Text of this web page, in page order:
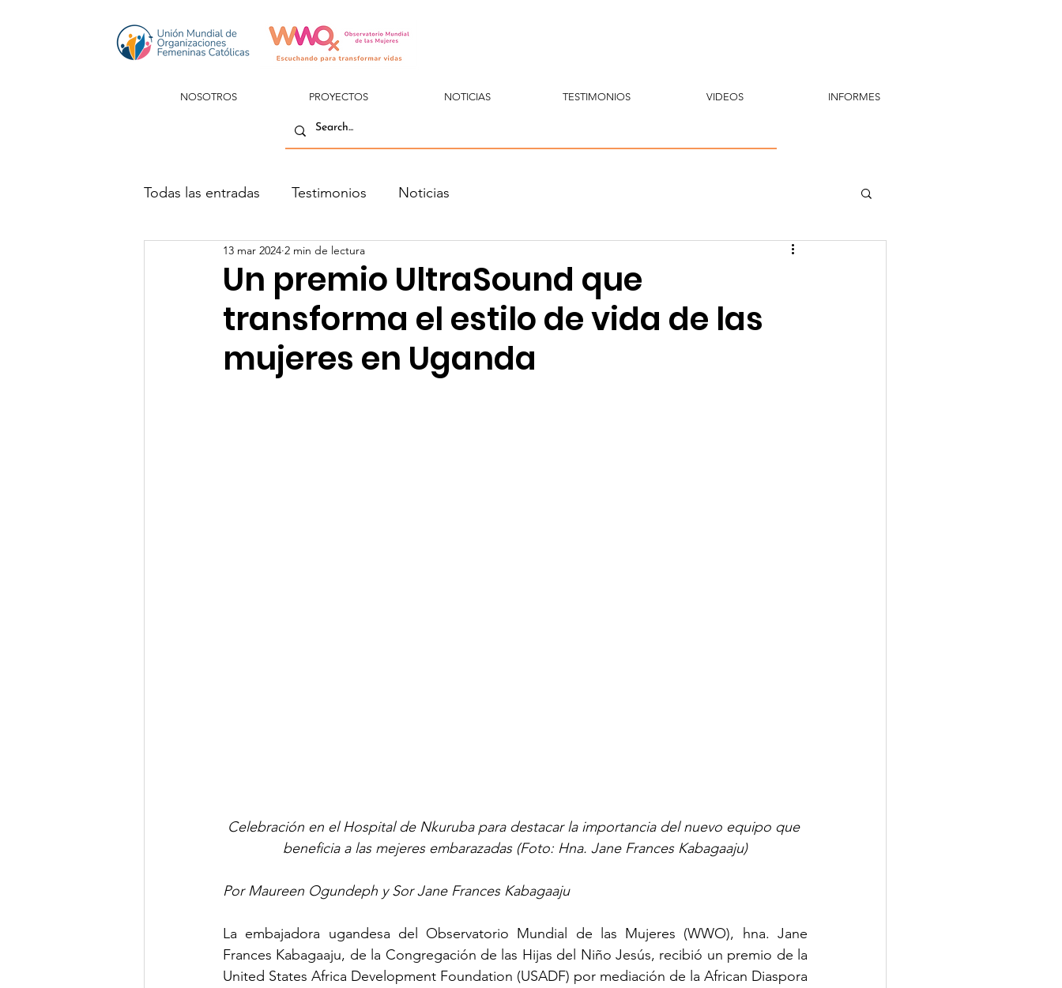
NOSOTROS PROYECTOS NOTICIAS TESTIMONIOS VIDEOS INFORMES
Todas las entradas Testimonios Noticias
Un premio UltraSound que
transforma el estilo de vida de las
mujeres en Uganda
13 mar 2024 2 min de lectura
Celebración en el Hospital de Nkuruba para destacar la importancia del nuevo equipo que
beneficia a las mejeres embarazadas (Foto: Hna. Jane Frances Kabagaaju)
Por Maureen Ogundeph y Sor Jane Frances Kabagaaju
La embajadora ugandesa del Observatorio Mundial de las Mujeres (WWO), hna. Jane
Frances Kabagaaju, de la Congregación de las Hijas del Niño Jesús, recibió un premio de la
United States Africa Development Foundation (USADF) por mediación de la African Diaspora